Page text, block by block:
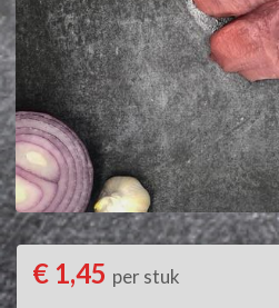
€ 1,45 per stuk